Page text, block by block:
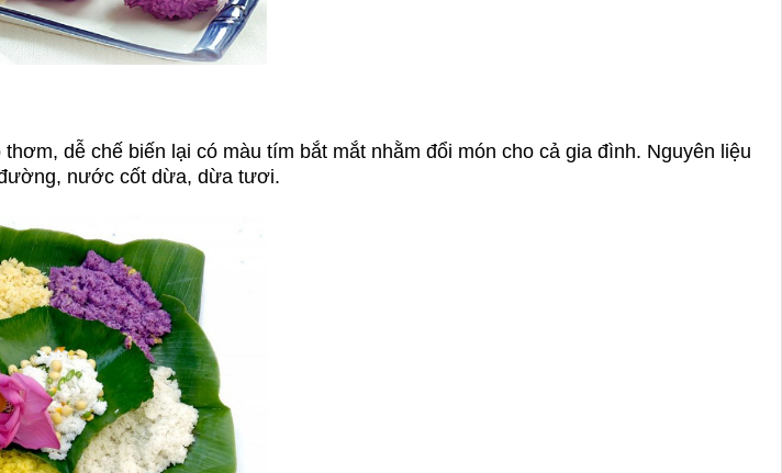
dễ chế biến lại có màu tím bắt mắt nhằm đổi món cho cả gia đình. Nguyên liệu
nước cốt dừa, dừa tươi.